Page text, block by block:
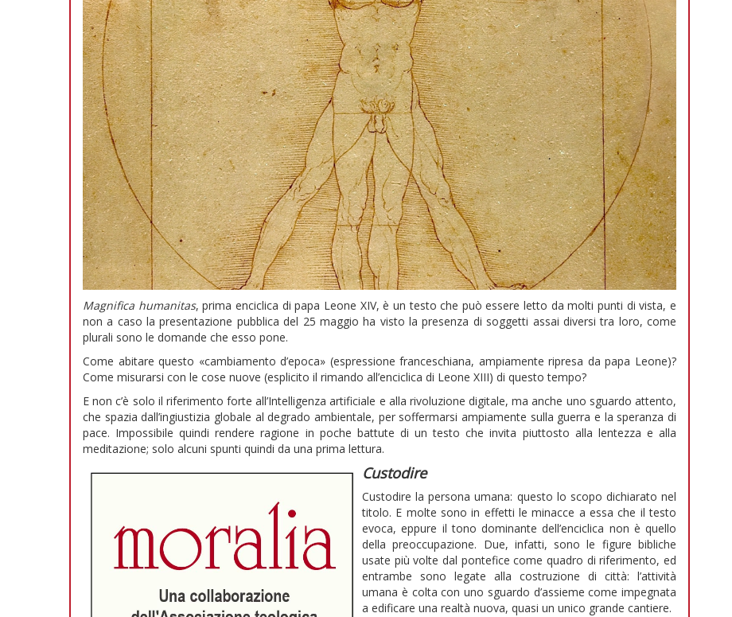
Magnifica humanitas, prima enciclica di papa Leone XIV, è un testo che può essere letto da molti punti di vista, e
non a caso la presentazione pubblica del 25 maggio ha visto la presenza di soggetti assai diversi tra loro, come
plurali sono le domande che esso pone.
Come abitare questo «cambiamento d’epoca» (espressione franceschiana, ampiamente ripresa da papa Leone)?
Come misurarsi con le cose nuove (esplicito il rimando all’enciclica di Leone XIII) di questo tempo?
E non c’è solo il riferimento forte all’Intelligenza artificiale e alla rivoluzione digitale, ma anche uno sguardo attento,
che spazia dall’ingiustizia globale al degrado ambientale, per soffermarsi ampiamente sulla guerra e la speranza di
pace. Impossibile quindi rendere ragione in poche battute di un testo che invita piuttosto alla lentezza e alla
meditazione; solo alcuni spunti quindi da una prima lettura.
Custodire
Custodire la persona umana: questo lo scopo dichiarato nel
titolo. E molte sono in effetti le minacce a essa che il testo
evoca, eppure il tono dominante dell’enciclica non è quello
della preoccupazione. Due, infatti, sono le figure bibliche
usate più volte dal pontefice come quadro di riferimento, ed
entrambe sono legate alla costruzione di città: l’attività
umana è colta con uno sguardo d’assieme come impegnata
a edificare una realtà nuova, quasi un unico grande cantiere.